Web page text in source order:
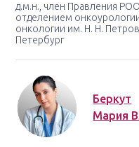
д.м.н., член Правления
отделением
онкологии им. Н. Н.
Петербург
Беркут
Мария